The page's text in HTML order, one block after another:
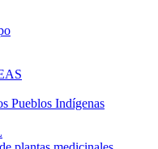
Pueblos Indígenas